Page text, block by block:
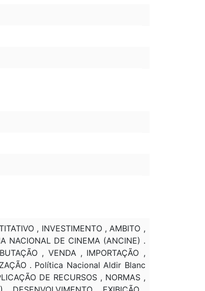
, INVESTIMENTO , AMBITO ,
NACIONAL DE CINEMA (ANCINE) .
, VENDA , IMPORTAÇÃO ,
. Política Nacional Aldir Blanc
DE RECURSOS , NORMAS ,